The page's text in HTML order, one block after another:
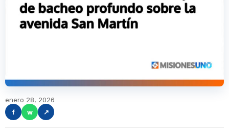
enero 28, 2026
f
w ↗